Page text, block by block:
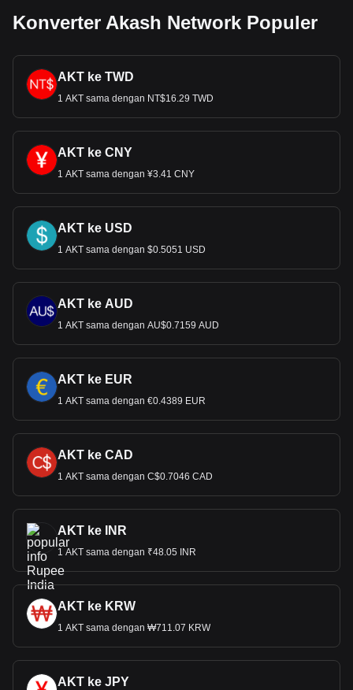
Konverter Akash Network Populer
AKT ke TWD
1 AKT sama dengan NT$16.29 TWD
AKT ke CNY
1 AKT sama dengan ¥3.41 CNY
AKT ke USD
1 AKT sama dengan $0.5051 USD
AKT ke AUD
1 AKT sama dengan AU$0.7159 AUD
AKT ke EUR
1 AKT sama dengan €0.4389 EUR
AKT ke CAD
1 AKT sama dengan C$0.7046 CAD
AKT ke INR
1 AKT sama dengan ₹48.05 INR
AKT ke KRW
1 AKT sama dengan ₩711.07 KRW
AKT ke JPY